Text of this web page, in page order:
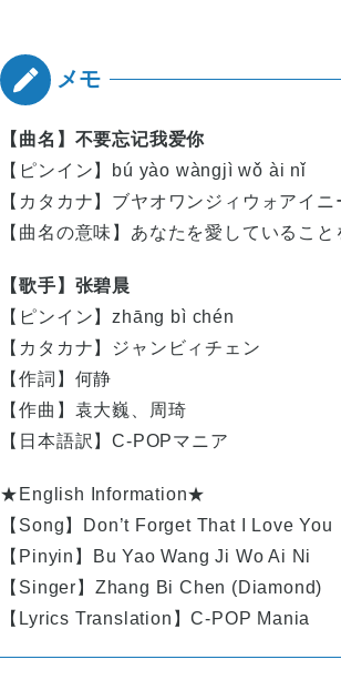
【曲名】不要忘记我爱你
【ピンイン】bú yào wàngjì wǒ ài nǐ
【カタカナ】ブヤオワンジィウォアイニ
【曲名の意味】あなたを愛しているこ
【歌手】张碧晨
【ピンイン】 zhāng bì chén
【カタカナ】ジャンビィチェン
【作詞】何静
【作曲】袁大巍、周琦
【日本語訳】C-POPマニア
★English Information★
【Song】Don’t Forget That I Love You
【Pinyin】Bu Yao Wang Ji Wo Ai Ni
【Singer】Zhang Bi Chen (Diamond)
【Lyrics Translation】C-POP Mania